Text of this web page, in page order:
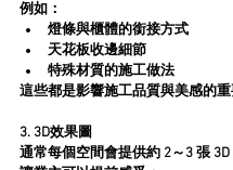
例如：
燈條與櫃體的銜接方式
天花板收邊細節
特殊材質的施工做法
這些都是影響施工品質與美感的重
3. 3D效果圖
通常每個空間會提供約 2～3 張 3D